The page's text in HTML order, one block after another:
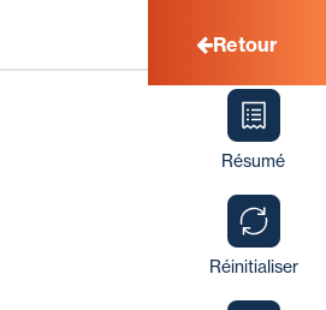
Retour
Résumé
Réinitialiser